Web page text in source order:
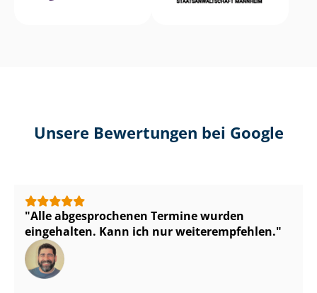
Unsere Bewertungen bei Google
Alle abgesprochenen Termine wurden
eingehalten. Kann ich nur weiterempfehlen.